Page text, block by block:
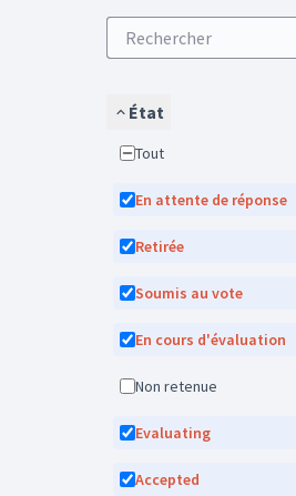
État
Tout
En attente de réponse
Retirée
Soumis au vote
En cours d'évaluation
Non retenue
Evaluating
Accepted